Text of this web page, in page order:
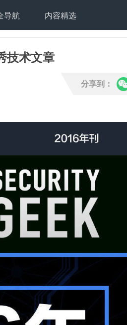
导航 内容精选
技术文章
分享到：